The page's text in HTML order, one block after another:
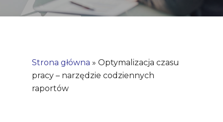
Strona główna » Optymalizacja czasu
pracy – narzędzie codziennych
raportów